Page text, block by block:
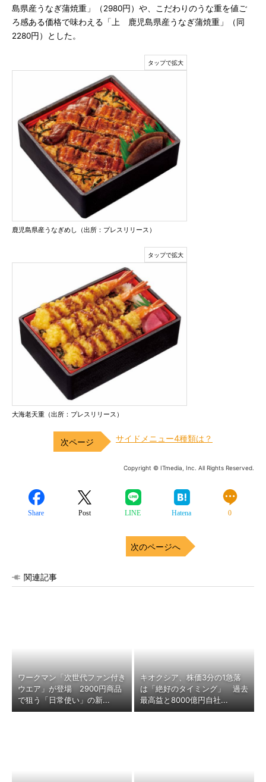
島県産うなぎ蒲焼重」（2980円）や、こだわりのうな重を値ご
ろ感ある価格で味わえる「上 鹿児島県産うなぎ蒲焼重」（同
2280円）とした。
鹿児島県産うなぎめし（出所：プレスリリース）
大海老天重（出所：プレスリリース）
サイドメニュー4種類は？
Copyright © ITmedia, Inc. All Rights Reserved.
Share Post LINE Hatena 0
次のページへ
関連記事
ワークマン「次世代ファン付き
ウエア」が登場 2900円商品
で狙う「日常使い」の新...
キオクシア、株価3分の1急落
は「絶好のタイミング」 過去
最高益と8000億円自社...